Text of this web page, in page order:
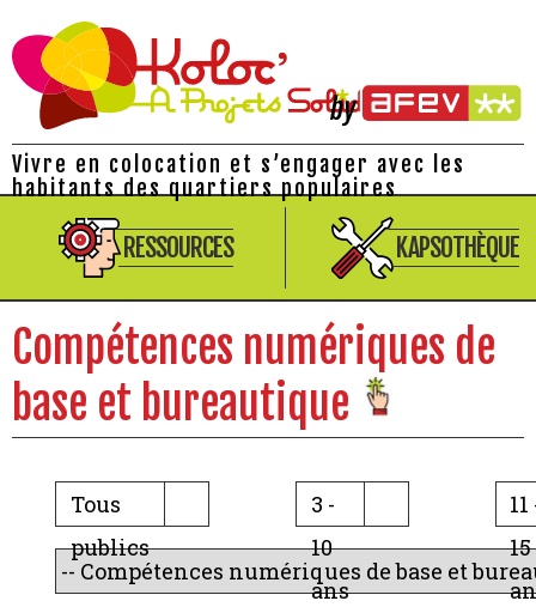
Vivre en colocation et s’engager avec les
habitants des quartiers populaires
RESSOURCES KAPSOTHÈQUE
Compétences numériques de
base et bureautique
Tous
publics
3 -
10
ans
11
15